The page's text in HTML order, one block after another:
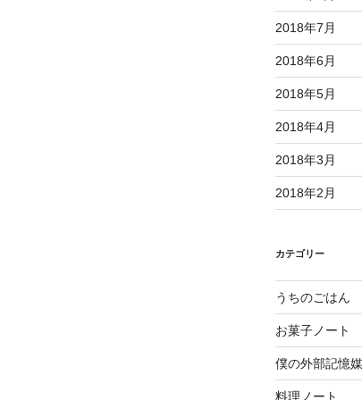
2018年7月
2018年6月
2018年5月
2018年4月
2018年3月
2018年2月
カテゴリー
うちのごはん
お菓子ノート
僕の外部記憶
料理ノート